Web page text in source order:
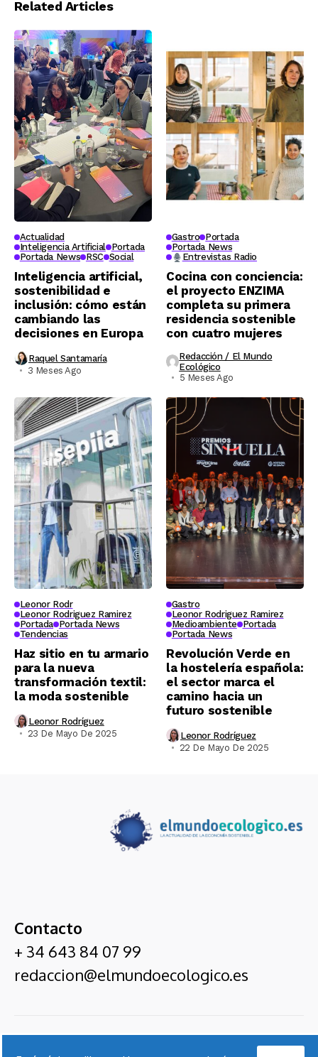
Related Articles
Actualidad
Inteligencia Artificial Portada
Portada News RSC Social
Inteligencia artificial,
sostenibilidad e
inclusión: cómo están
cambiando las
decisiones en Europa
Raquel Santamaría
3 Meses Ago
Gastro Portada
Portada News
Entrevistas Radio
Cocina con conciencia:
el proyecto ENZIMA
completa su primera
residencia sostenible
con cuatro mujeres
Redacción / El Mundo
Ecológico
5 Meses Ago
Leonor Rodr
Leonor Rodriguez Ramirez
Portada Portada News
Tendencias
Haz sitio en tu armario
para la nueva
transformación textil:
la moda sostenible
Leonor Rodríguez
23 De Mayo De 2025
Gastro
Leonor Rodriguez Ramirez
Medioambiente Portada
Portada News
Revolución Verde en
la hostelería española:
el sector marca el
camino hacia un
futuro sostenible
Leonor Rodríguez
22 De Mayo De 2025
Contacto
+ 34 643 84 07 99
redaccion@elmundoecologico.es
El Mundo Ecológico
Nota